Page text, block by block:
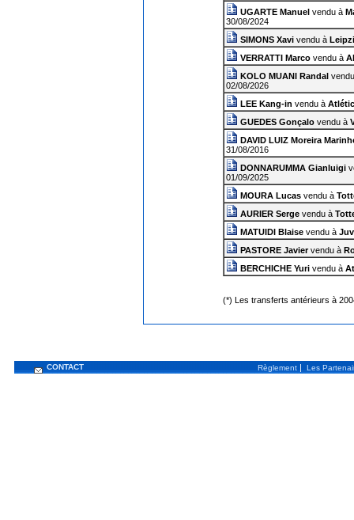
UGARTE Manuelvendu à
30/08/2024
SIMONS Xavivendu à
VERRATTI Marcovendu à
KOLO MUANI Randal
02/08/2026
LEE Kang-in vendu à
GUEDES Gonçalovendu à
DAVID LUIZ Moreira
31/08/2016
DONNARUMMA Gianluigi
01/09/2025
MOURA Lucasvendu à
AURIER Sergevendu à
MATUIDI Blaisevendu à
PASTORE Javiervendu à
BERCHICHE Yurivendu à
(*) Les transferts antérieurs à
CONTACT Règlement | Les